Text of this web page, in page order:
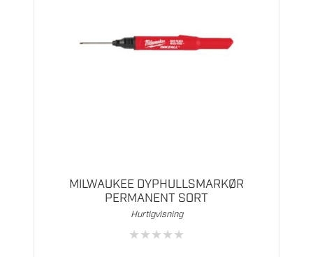
MILWAUKEE DYPHULLSMARKØR
PERMANENT SORT
Hurtigvisning
★★★★★